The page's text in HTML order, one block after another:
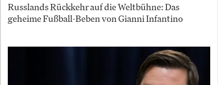
Russlands Rückkehr auf die Weltbühne: Das
geheime Fußball-Beben von Gianni Infantino